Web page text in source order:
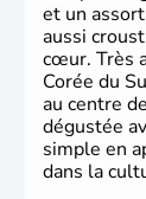
et un
aussi
cœur. Très
Corée du
au centre
dégustée
simple en
dans la